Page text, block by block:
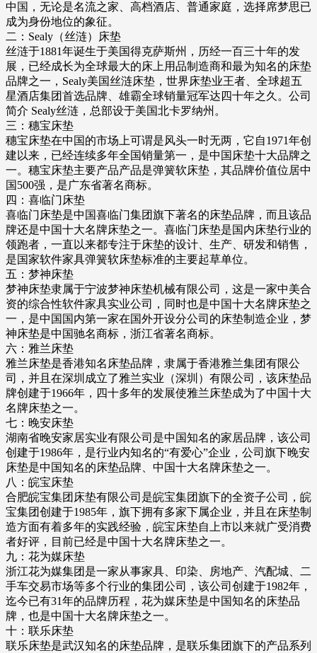
中国，无论是名流之家、高档酒店、普通家庭，选择席梦思已
成为身份地位的象征。
二：Sealy（丝涟）床垫
丝涟于1881年诞生于美国得克萨斯州，历经一百三十年的发
展，已经成长为全球最大的床上用品制造商和最为知名的床垫
品牌之一，Sealy美国丝涟床垫，世界床垫业王者、全球超五
星酒店集团首选品牌、雄霸全球销量冠军达四十年之久。公司
简介 Sealy丝涟，总部设于美国北卡罗纳州。
三：穗宝床垫
穗宝床垫在中国的市场上可谓是风头一时无两，它自1971年创
建以来，已经连续多年全国销量第一，是中国床垫十大品牌之
一。穗宝床垫主要产品产品是弹簧软床垫，其品牌价值位居中
国500强，是广东省著名商标。
四：喜临门床垫
喜临门床垫是中国喜临门集团旗下著名的床垫品牌，而且该品
牌还是中国十大名牌床垫之一。喜临门床垫是国内床垫行业的
领跑者，一直以来都专注于床垫的设计、生产、研发和销售，
是国家软件家具弹簧软床垫标准的主要起草单位。
五：梦神床垫
梦神床垫隶属于宁波梦神床垫机械有限公司，这是一家中美合
资的综合性软件家具实业公司，同时也是中国十大名牌床垫之
一，是中国国内第一家在国外开设分公司的床垫制造企业，梦
神床垫是中国驰名商标，浙江省著名商标。
六：雅兰床垫
雅兰床垫是香港知名床垫品牌，隶属于香港雅兰集团有限公
司，并且在深圳成立了雅兰实业（深圳）有限公司，该床垫品
牌创建于1966年，四十多年的发展使雅兰床垫成为了中国十大
名牌床垫之一。
七：晚安床垫
湖南省晚安家居实业有限公司是中国知名的家居品牌，该公司
创建于1986年，是行业内知名的“有爱心”企业，公司旗下晚安
床垫是中国知名的床垫品牌、中国十大名牌床垫之一。
八：皖宝床垫
合肥皖宝集团床垫有限公司是皖宝集团旗下的全资子公司，皖
宝集团创建于1985年，旗下拥有多家下属企业，并且在床垫制
造方面有着多年的实践经验，皖宝床垫自上市以来就广受消费
者好评，目前已经是中国十大名牌床垫之一。
九：花为媒床垫
浙江花为媒集团是一家从事家具、印染、房地产、汽配城、二
手车交易市场等多个行业的集团公司，该公司创建于1982年，
迄今已有31年的品牌历程，花为媒床垫是中国知名的床垫品
牌，也是中国十大名牌床垫之一。
十：联乐床垫
联乐床垫是武汉知名的床垫品牌，是联乐集团旗下的产品系列